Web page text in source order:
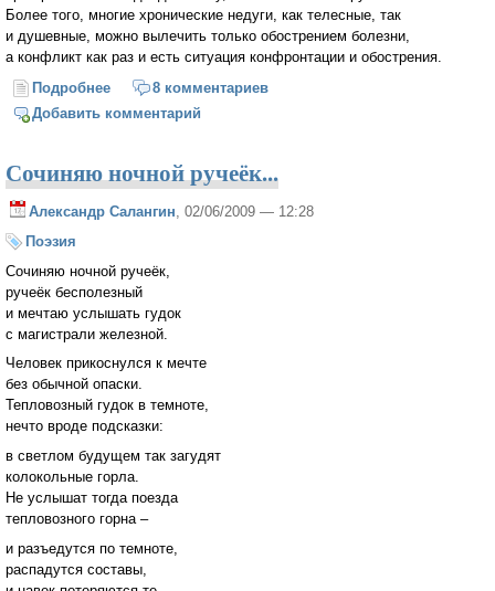
Более того, многие хронические недуги, как телесные, так
и душевные, можно вылечить только обострением болезни,
а конфликт как раз и есть ситуация конфронтации и обострения.
Подробнее о Секреты конфликтологии. Об умении ссориться
8 комментариев
Добавить комментарий
Сочиняю ночной ручеёк...
Александр Салангин , 02/06/2009 — 12:28
Поэзия
Сочиняю ночной ручеёк,
ручеёк бесполезный
и мечтаю услышать гудок
с магистрали железной.
Человек прикоснулся к мечте
без обычной опаски.
Тепловозный гудок в темноте,
нечто вроде подсказки:
в светлом будущем так загудят
колокольные горла.
Не услышат тогда поезда
тепловозного горна –
и разъедутся по темноте,
распадутся составы,